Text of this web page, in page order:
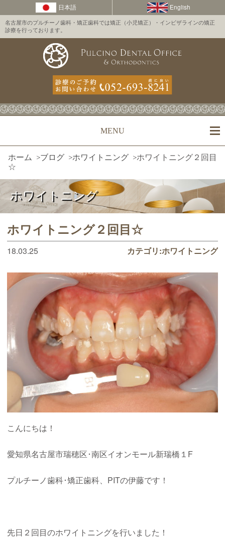
名古屋市のプルチーノ歯科・矯正歯科では矯正（小児矯正）・インビザラインの矯正
診療を行っております。
MENU
ホーム >ブログ >ホワイトニング >ホワイトニング２回目
☆
ホワイトニング
ホワイトニング２回目☆
18.03.25 カテゴリ:ホワイトニング
こんにちは！
愛知県名古屋市瑞穂区･南区イオンモール新瑞橋１F
プルチーノ歯科･矯正歯科、PITの伊藤です！
先日２回目のホワイトニングを行いました！